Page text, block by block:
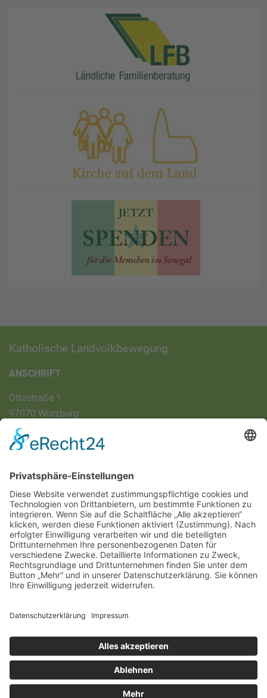
Katholische Landvolkbewegung
ANSCHRIFT
Ottostraße 1
97070 Würzburg
DIREKT-KONTAKT
E-Mail:klb@bistum-wuerzburg.de
Du findest uns auf Facebook
|Sitemap